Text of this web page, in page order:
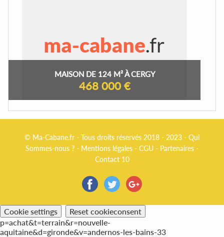
MAISON DE 124 M² À CERGY
468 000 €
© Ma-Cabane.fr - Tous droits réservés 2018 - 2023 - Qui
Sommes-nous ? - Mentions légales - CGU - Partenaires -
Contact 10
Cookie settings
Reset cookieconsent
p=achat&t=terrain&r=nouvelle-
aquitaine&d=gironde&v=andernos-les-bains-33